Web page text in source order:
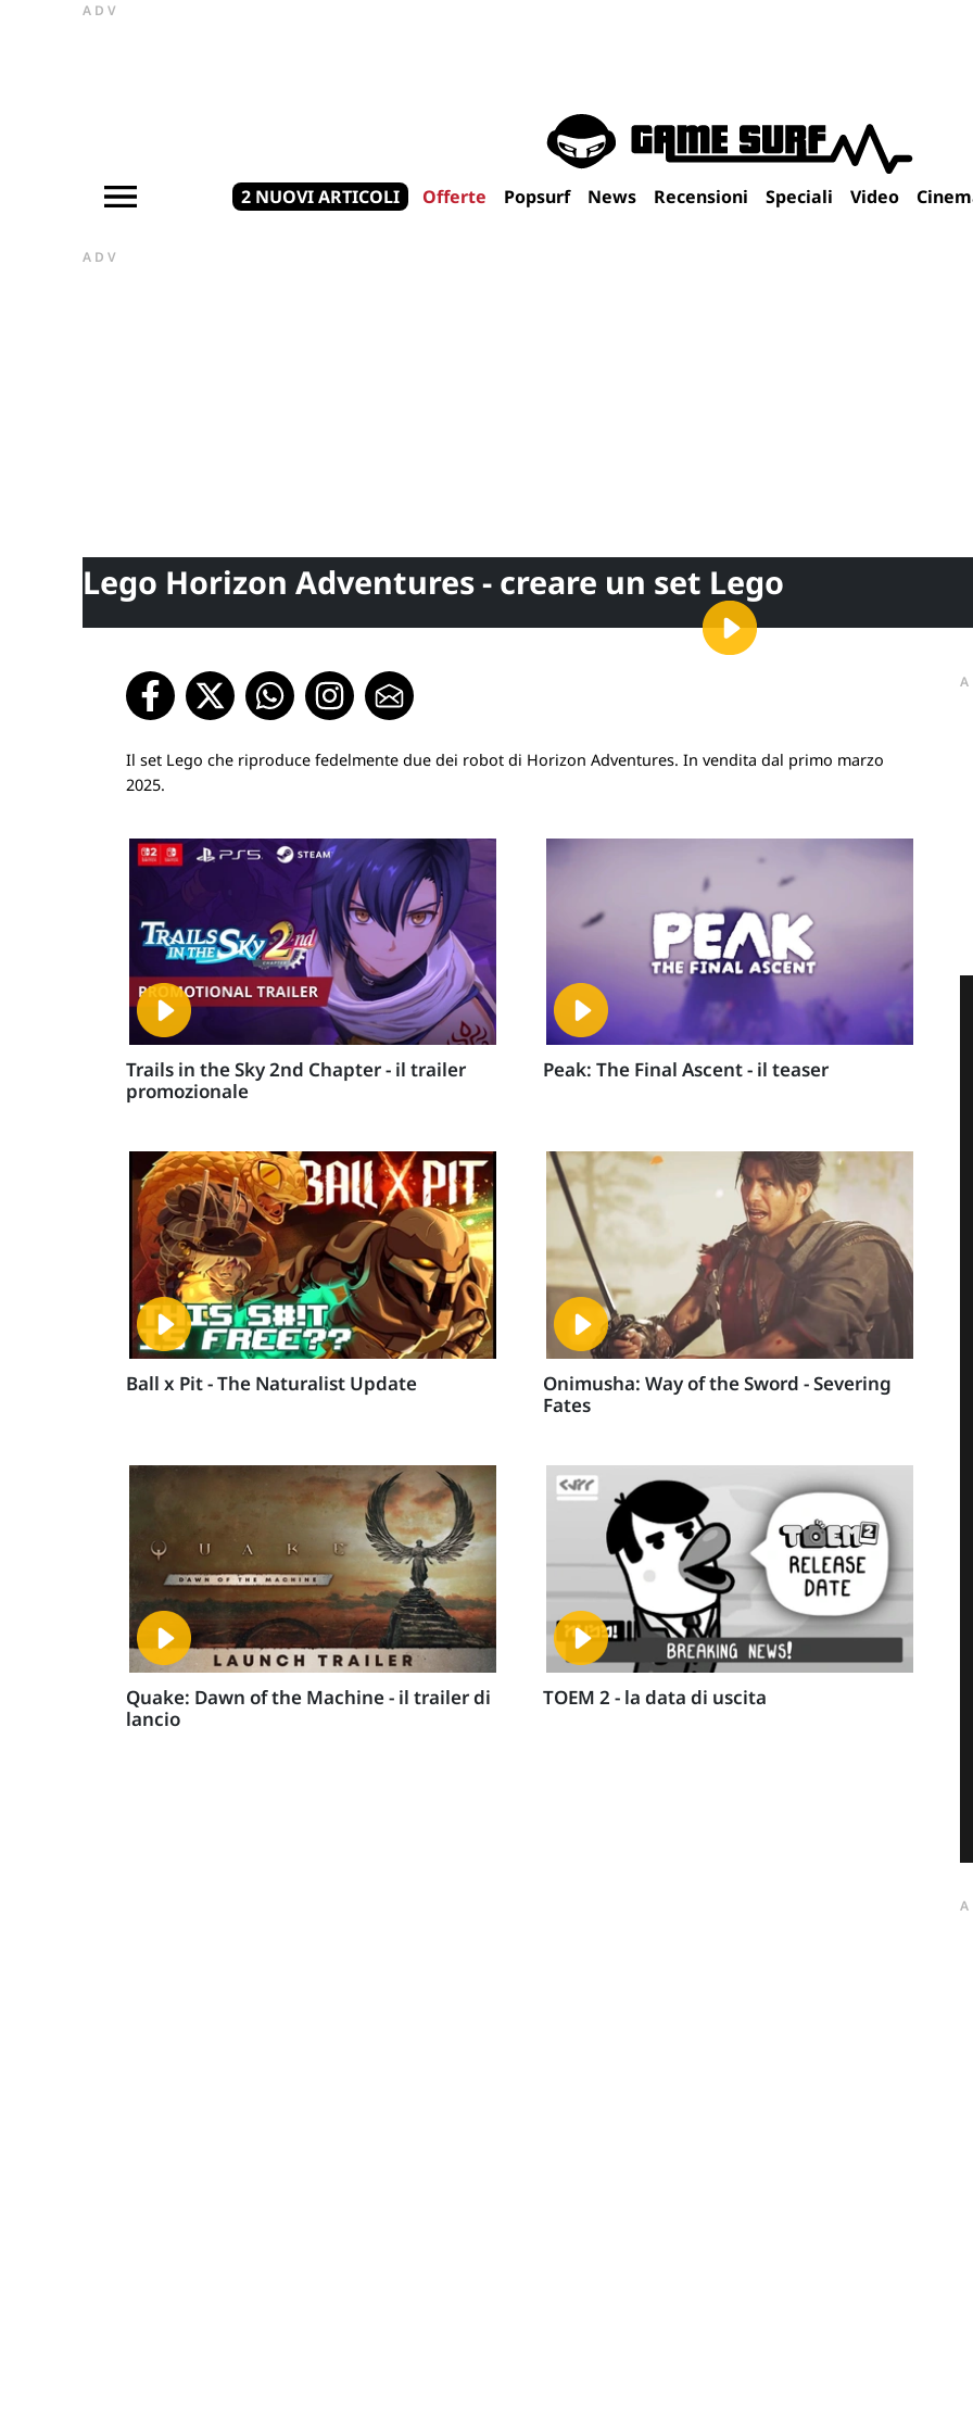
ADV
2 NUOVI ARTICOLI Offerte Popsurf News Recensioni Speciali Video
ADV
Lego Horizon Adventures - creare un set Lego
Il set Lego che riproduce fedelmente due dei robot di Horizon Adventures. In vendita dal primo marzo
2025.
Trails in the Sky 2nd Chapter - il trailer
promozionale
Peak: The Final Ascent - il teaser
Ball x Pit - The Naturalist Update
Onimusha: Way of the Sword - Severing
Fates
Quake: Dawn of the Machine - il trailer di
lancio
TOEM 2 - la data di uscita